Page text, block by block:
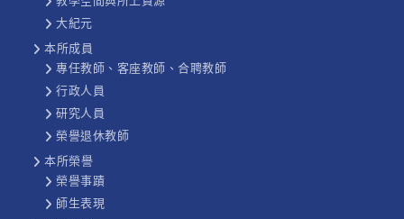
大紀元
本所成員
專任教師、客座教師、合聘教師
行政人員
研究人員
榮譽退休教師
本所榮譽
榮譽事蹟
師生表現